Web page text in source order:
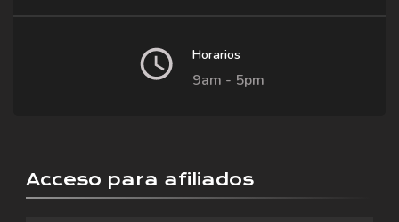
Horarios
9am - 5pm
Acceso para afiliados